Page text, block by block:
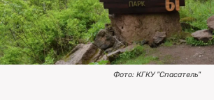
Новости кино и ТВ
Новости России
Политика
Новости мираФото: КГКУ "Спасатель"